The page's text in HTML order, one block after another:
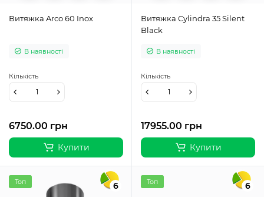
Витяжка Arco 60 Inox
В наявності
6750.00 грн
Кількість
Купити
Витяжка Cylindra 35 Silent
Black
В наявності
17955.00 грн
Кількість
Купити
6
Топ 6
Топ